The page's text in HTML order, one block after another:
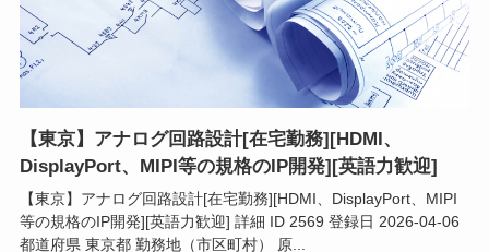
【東京】アナログ回路設計[在宅勤務][HDMI、
DisplayPort、MIPI等の規格のIP開発][英語力歓迎]
【東京】アナログ回路設計[在宅勤務][HDMI、DisplayPort、MIPI
等の規格のIP開発][英語力歓迎] 詳細 ID 2569 登録日 2026-04-06
都道府県 東京都 勤務地（市区町村） 原...